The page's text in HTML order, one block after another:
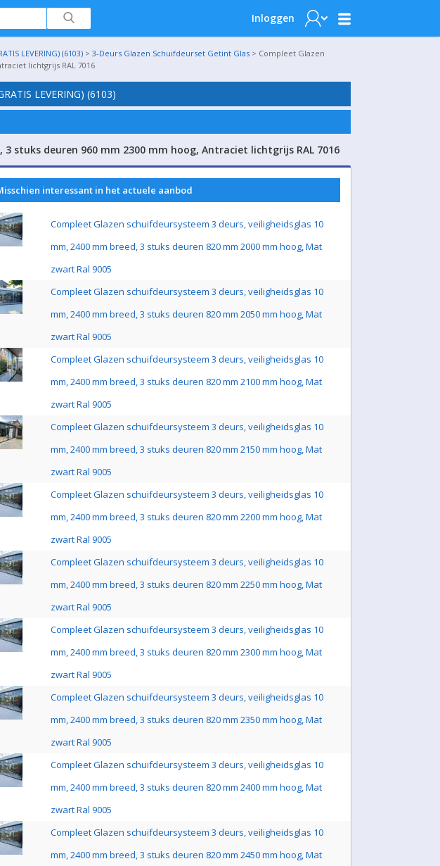
Inloggen
LEVERING) (6103) > 3-Deurs Glazen Schuifdeurset Getint Glas > Compleet Glazen
lichtgrijs RAL 7016
LEVERING) (6103)
stuks deuren 960 mm 2300 mm hoog, Antraciet lichtgrijs RAL 7016
interessant in het actuele aanbod
Compleet Glazen schuifdeursysteem 3 deurs, veiligheidsglas 10
mm, 2400 mm breed, 3 stuks deuren 820 mm 2000 mm hoog, Mat
zwart Ral 9005
Compleet Glazen schuifdeursysteem 3 deurs, veiligheidsglas 10
mm, 2400 mm breed, 3 stuks deuren 820 mm 2050 mm hoog, Mat
zwart Ral 9005
Compleet Glazen schuifdeursysteem 3 deurs, veiligheidsglas 10
mm, 2400 mm breed, 3 stuks deuren 820 mm 2100 mm hoog, Mat
zwart Ral 9005
Compleet Glazen schuifdeursysteem 3 deurs, veiligheidsglas 10
mm, 2400 mm breed, 3 stuks deuren 820 mm 2150 mm hoog, Mat
zwart Ral 9005
Compleet Glazen schuifdeursysteem 3 deurs, veiligheidsglas 10
mm, 2400 mm breed, 3 stuks deuren 820 mm 2200 mm hoog, Mat
zwart Ral 9005
Compleet Glazen schuifdeursysteem 3 deurs, veiligheidsglas 10
mm, 2400 mm breed, 3 stuks deuren 820 mm 2250 mm hoog, Mat
zwart Ral 9005
Compleet Glazen schuifdeursysteem 3 deurs, veiligheidsglas 10
mm, 2400 mm breed, 3 stuks deuren 820 mm 2300 mm hoog, Mat
zwart Ral 9005
Compleet Glazen schuifdeursysteem 3 deurs, veiligheidsglas 10
mm, 2400 mm breed, 3 stuks deuren 820 mm 2350 mm hoog, Mat
zwart Ral 9005
Compleet Glazen schuifdeursysteem 3 deurs, veiligheidsglas 10
mm, 2400 mm breed, 3 stuks deuren 820 mm 2400 mm hoog, Mat
zwart Ral 9005
Compleet Glazen schuifdeursysteem 3 deurs, veiligheidsglas 10
mm, 2400 mm breed, 3 stuks deuren 820 mm 2450 mm hoog, Mat